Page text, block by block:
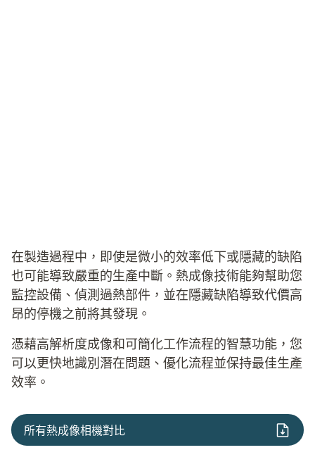
在製造過程中，即使是微小的效率低下或隱藏的缺陷
也可能導致嚴重的生產中斷。熱成像技術能夠幫助您
監控設備、偵測過熱部件，並在隱藏缺陷導致代價高
昂的停機之前將其發現。
憑藉高解析度成像和可簡化工作流程的智慧功能，您
可以更快地識別潛在問題、優化流程並保持最佳生產
效率。
所有熱成像相機對比